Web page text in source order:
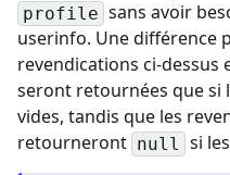
profile sans avoir
userinfo. Une différence
revendications ci-dessus
seront retournées que si
vides, tandis que les
retourneront null si